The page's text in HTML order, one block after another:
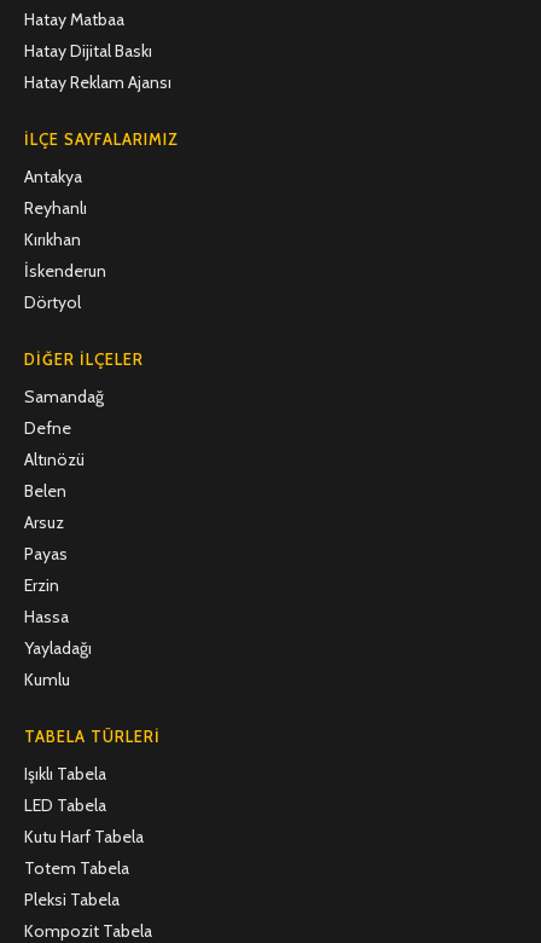
Hatay Matbaa
Hatay Dijital Baskı
Hatay Reklam Ajansı
İLÇE SAYFALARIMIZ
Antakya
Reyhanlı
Kırıkhan
İskenderun
Dörtyol
DIĞER İLÇELER
Samandağ
Defne
Altınözü
Belen
Arsuz
Payas
Erzin
Hassa
Yayladağı
Kumlu
TABELA TÜRLERI
Işıklı Tabela
LED Tabela
Kutu Harf Tabela
Totem Tabela
Pleksi Tabela
Kompozit Tabela